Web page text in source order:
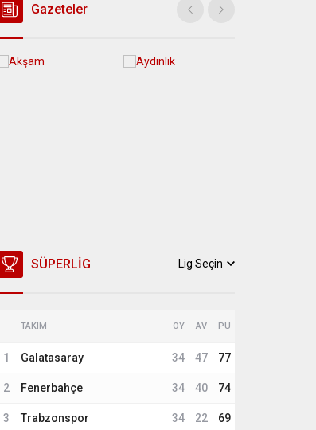
geçişleri beklenirken; Ege ve Güneydoğu
Anadolu bölgelerindeki 9 ilde ise hava
sıcaklıkları mevsim normallerinin üzerine
çıkarak yaz değerlerine ulaşacak. Ayrıca...
Gazeteler
SÜPERLIG Lig Seçin
TAKIM OY AV PU
1 Galatasaray 34 47 77
2 Fenerbahçe 34 40 74
3 Trabzonspor 34 22 69